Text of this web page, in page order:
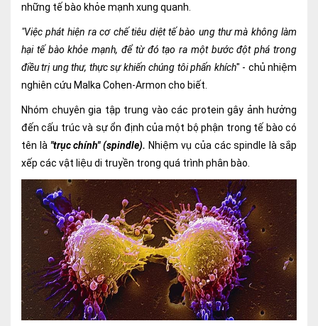
Tai Mũi Họng
Vật lý trị liệu hồi phục chức năng
Xét nghiệm
Chẩn đoán hình ảnh
Nội soi tiêu hóa
Các gói khám sức khỏe
Gói khám sức khỏe cá nhân định kỳ
Gói khám tầm soát ung thư sớm
Gói quản lý mạn tính
những tế bào khỏe mạnh xung quanh.
"Việc phát hiện ra cơ chế tiêu diệt tế bào ung thư mà không làm
hại tế bào khỏe mạnh, để từ đó tạo ra một bước đột phá trong
điều trị ung thư, thực sự khiến chúng tôi phấn khích" - chủ nhiệm
nghiên cứu Malka Cohen-Armon cho biết.
Nhóm chuyên gia tập trung vào các protein gây ảnh hưởng
đến cấu trúc và sự ổn định của một bộ phận trong tế bào có
tên là "trục chính" (spindle). Nhiệm vụ của các spindle là sắp
xếp các vật liệu di truyền trong quá trình phân bào.